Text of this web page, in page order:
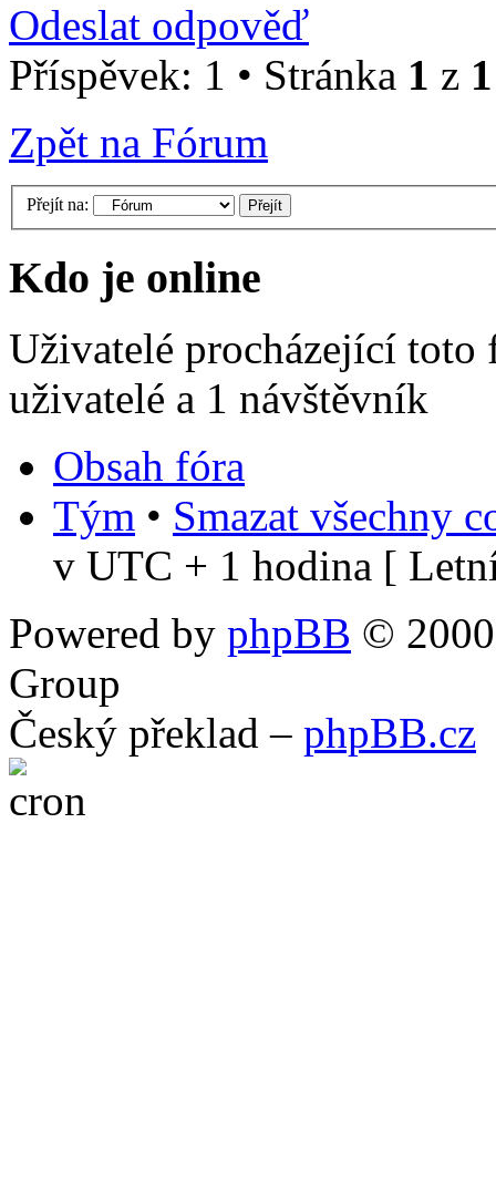
Odeslat odpověď
Příspěvek: 1 • Stránka 1 z 1
Zpět na Fórum
Přejít na:
Kdo je online
Uživatelé procházející
uživatelé a 1 návštěvník
Obsah fóra
Tým • Smazat všechny
v UTC + 1 hodina [
Powered by phpBB ©
Group
Český překlad – phpBB.cz